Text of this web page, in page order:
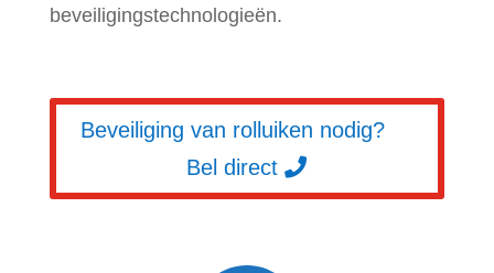
beveiligingstechnologieën.
Beveiliging van rolluiken nodig?
Bel direct